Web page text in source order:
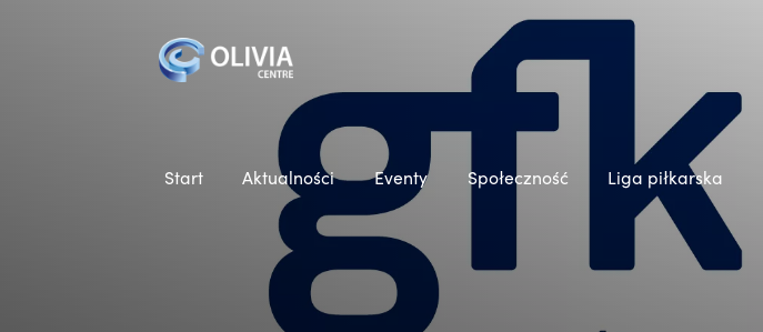
Start Aktualności Eventy Społeczność Liga piłkarska